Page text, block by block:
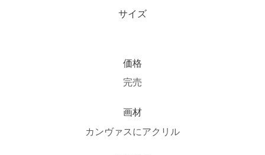
サイズ
価格
完売
画材
カンヴァスにアクリル